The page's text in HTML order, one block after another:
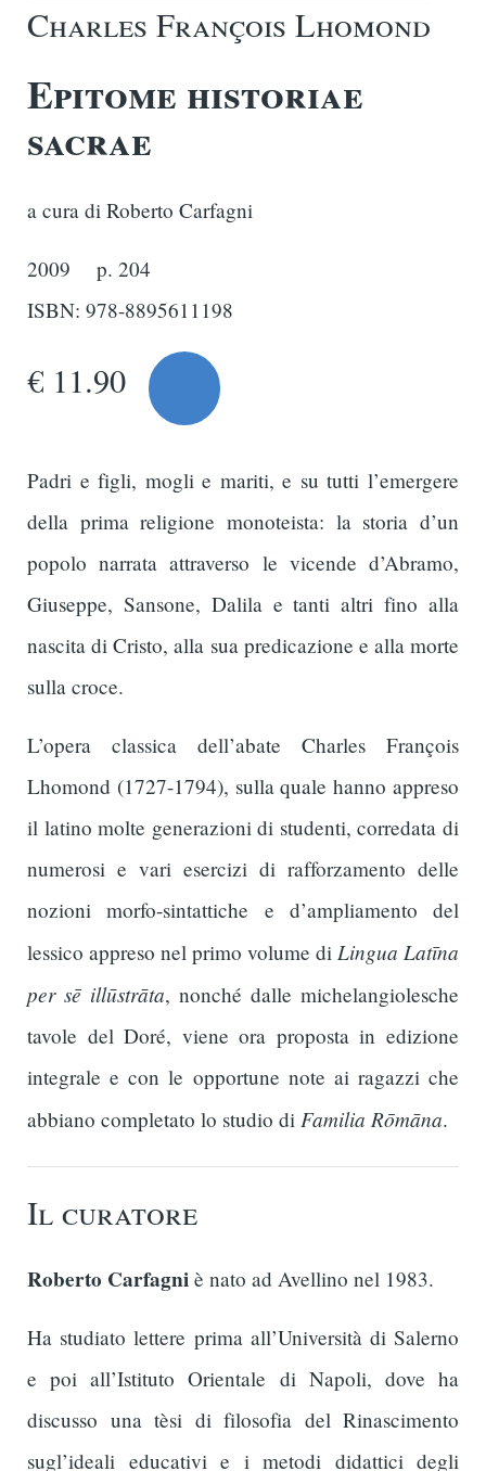
Charles François Lhomond
Epitome historiae
sacrae
a cura di Roberto Carfagni
2009
p. 204
ISBN: 978-8895611198
€ 11.90
Padri e figli, mogli e mariti, e su tutti l’emergere
della prima religione monoteista: la storia d’un
popolo narrata attraverso le vicende d’Abramo,
Giuseppe, Sansone, Dalila e tanti altri fino alla
nascita di Cristo, alla sua predicazione e alla morte
sulla croce.
L’opera classica dell’abate Charles François
Lhomond (1727-1794), sulla quale hanno appreso
il latino molte generazioni di studenti, corredata di
numerosi e vari esercizi di rafforzamento delle
nozioni morfo-sintattiche e d’ampliamento del
lessico appreso nel primo volume di Lingua Latīna
per sē illūstrāta, nonché dalle michelangiolesche
tavole del Doré, viene ora proposta in edizione
integrale e con le opportune note ai ragazzi che
abbiano completato lo studio di Familia Rōmāna.
Il curatore
Roberto Carfagni è nato ad Avellino nel 1983.
Ha studiato lettere prima all’Università di Salerno
e poi all’Istituto Orientale di Napoli, dove ha
discusso una tèsi di filosofia del Rinascimento
sugl’ideali educativi e i metodi didattici degli